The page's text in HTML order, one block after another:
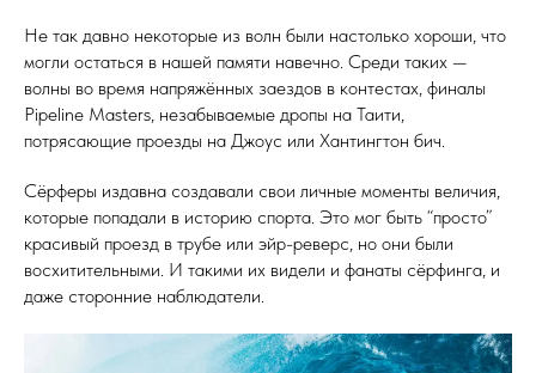
Не так давно некоторые из волн были настолько хороши, что
могли остаться в нашей памяти навечно. Среди таких —
волны во время напряжённых заездов в контестах, финалы
Pipeline Masters, незабываемые дропы на Таити,
потрясающие проезды на Джоус или Хантингтон бич.
Сёрферы издавна создавали свои личные моменты величия,
которые попадали в историю спорта. Это мог быть “просто”
красивый проезд в трубе или эйр-реверс, но они были
восхитительными. И такими их видели и фанаты сёрфинга, и
даже сторонние наблюдатели.